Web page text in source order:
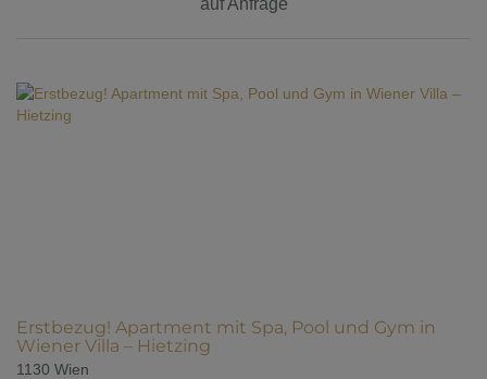
auf Anfrage
Erstbezug! Apartment mit Spa, Pool und Gym in
Wiener Villa – Hietzing
1130 Wien